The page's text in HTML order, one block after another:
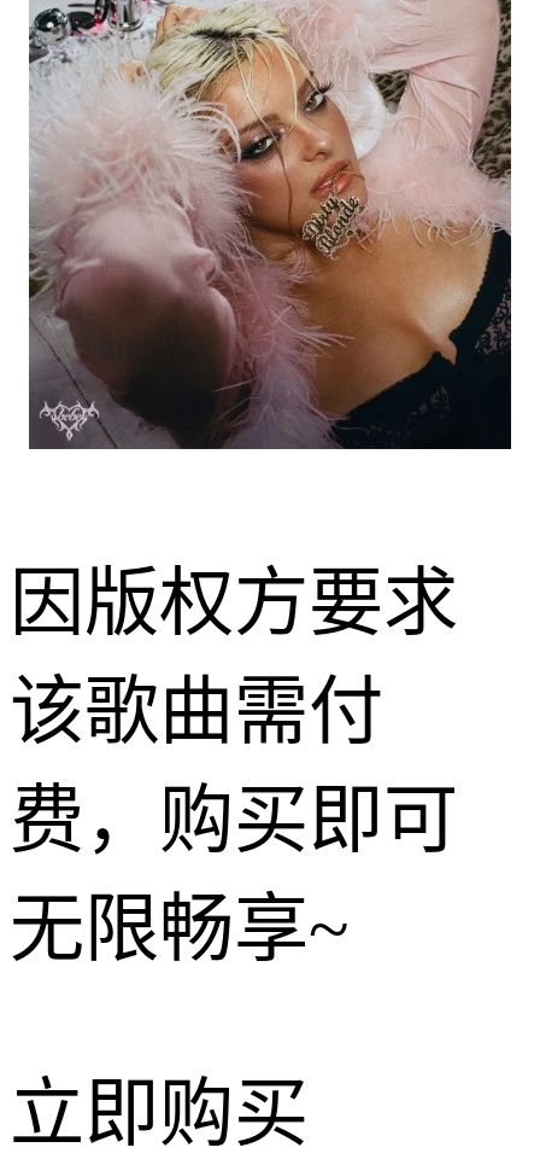
因版权方要求
该歌曲需付
费，购买即可
无限畅享~
立即购买